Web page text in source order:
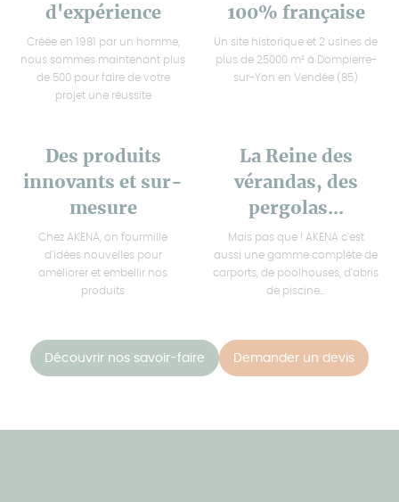
d'expérience
Créée en 1981 par un homme,
nous sommes maintenant plus
de 500 pour faire de votre
projet une réussite
100% française
Un site historique et 2 usines de
plus de 25000 m² à Dompierre-
sur-Yon en Vendée (85)
Des produits
innovants et sur-
mesure
Chez AKENA, on fourmille
d'idées nouvelles pour
améliorer et embellir nos
produits
La Reine des
vérandas, des
pergolas...
Mais pas que ! AKENA c'est
aussi une gamme complète de
carports, de poolhouses, d'abris
de piscine...
Découvrir nos savoir-faire Demander un devis